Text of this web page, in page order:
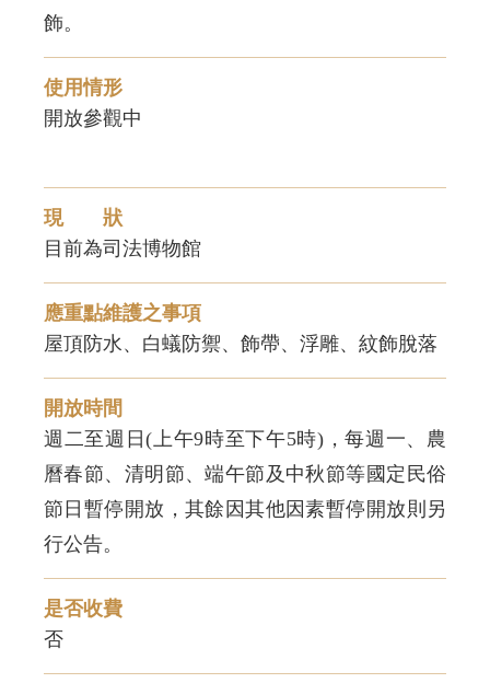
飾。
使用情形
開放參觀中
現 狀
目前為司法博物館
應重點維護之事項
屋頂防水、白蟻防禦、飾帶、浮雕、紋飾脫落
開放時間
週二至週日(上午9時至下午5時)，每週一、農
曆春節、清明節、端午節及中秋節等國定民俗
節日暫停開放，其餘因其他因素暫停開放則另
行公告。
是否收費
否